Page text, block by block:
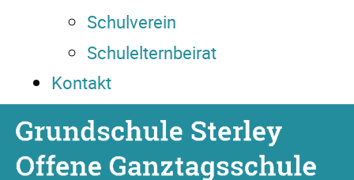
Schulverein
Schulelternbeirat
Kontakt